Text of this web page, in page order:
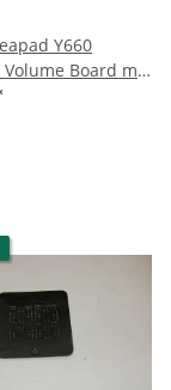
Y660
Volume Board mit